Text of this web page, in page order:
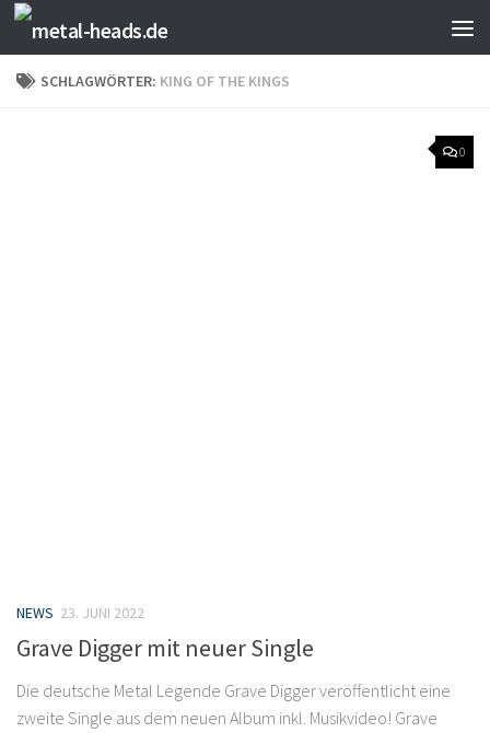
Zum Inhalt springen
SCHLAGWÖRTER: KING OF THE KINGS
0
NEWS 23. JUNI 2022
Grave Digger mit neuer Single
Die deutsche Metal Legende Grave Digger veröffentlicht eine
zweite Single aus dem neuen Album inkl. Musikvideo! Grave